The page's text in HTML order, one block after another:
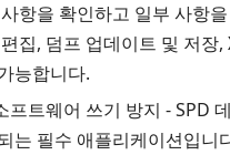
항을 확인하고 일부 사항
집, 덤프 업데이트 및 저장,
능합니다.
프트웨어 쓰기 방지 - SPD
는 필수 애플리케이션입니